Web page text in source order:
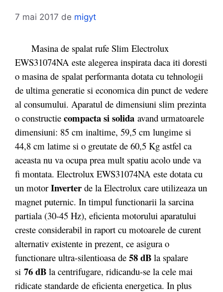
7 mai 2017 de migyt
Masina de spalat rufe Slim Electrolux
EWS31074NA este alegerea inspirata daca iti doresti
o masina de spalat performanta dotata cu tehnologii
de ultima generatie si economica din punct de vedere
al consumului. Aparatul de dimensiuni slim prezinta
o constructie compacta si solida avand urmatoarele
dimensiuni: 85 cm inaltime, 59,5 cm lungime si
44,8 cm latime si o greutate de 60,5 Kg astfel ca
aceasta nu va ocupa prea mult spatiu acolo unde va
fi montata. Electrolux EWS31074NA este dotata cu
un motor Inverter de la Electrolux care utilizeaza un
magnet puternic. In timpul functionarii la sarcina
partiala (30-45 Hz), eficienta motorului aparatului
creste considerabil in raport cu motoarele de curent
alternativ existente in prezent, ce asigura o
functionare ultra-silentioasa de 58 dB la spalare
si 76 dB la centrifugare, ridicandu-se la cele mai
ridicate standarde de eficienta energetica. In plus